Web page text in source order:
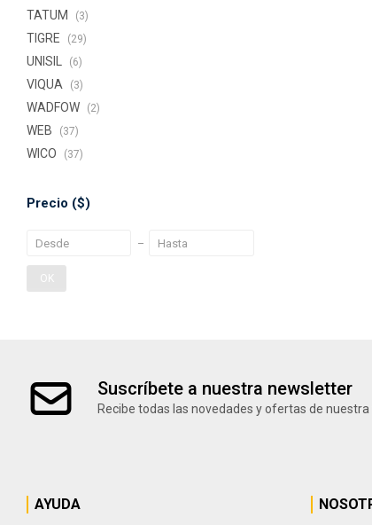
TATUM (3)
TIGRE (29)
UNISIL (6)
VIQUA (3)
WADFOW (2)
WEB (37)
WICO (37)
Precio ($)
OK
Suscríbete a nuestra newsletter
Recibe todas las novedades y ofertas de nuestra
AYUDA